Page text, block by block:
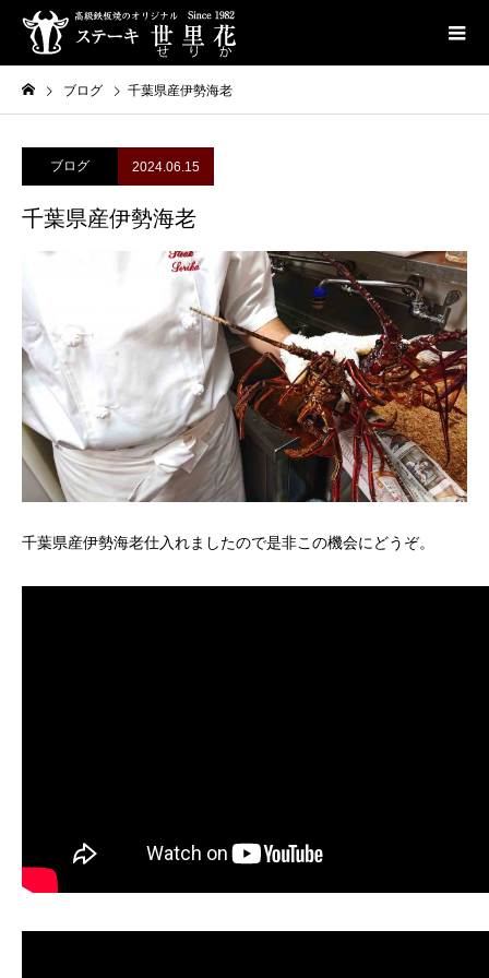
ブログ 千葉県産伊勢海老
ブログ 2024.06.15
千葉県産伊勢海老
千葉県産伊勢海老仕入れましたので是非この機会にどうぞ。